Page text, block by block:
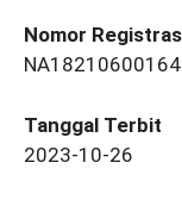
Nomor
NA18210600164
Tanggal Terbit
2023-10-26